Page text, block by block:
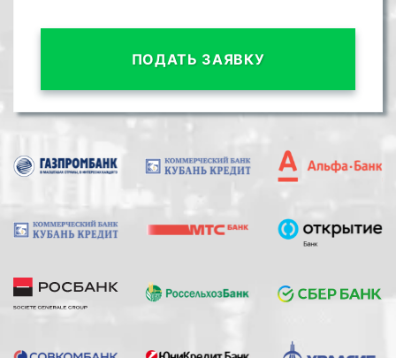
ПОДАТЬ ЗАЯВКУ